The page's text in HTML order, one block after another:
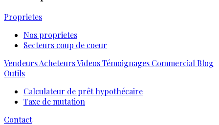
Proprietes
Nos proprietes
Secteurs coup de coeur
VendeursAcheteursVideosTémoignages Commercial Blog
Outils
Calculateur de prêt hypothécaire
Taxe de mutation
Contact